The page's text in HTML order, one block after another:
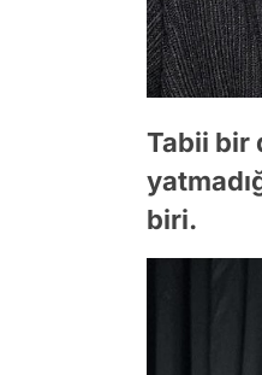
Tabii bir
biri.